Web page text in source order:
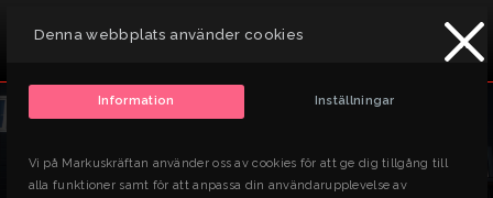
PRODUKTER
Söker du efter något du inte hittar? Ta kontakt med oss så
x
Denna webbplats använder cookies
Information Inställningar
Vi på Markuskräftan använder oss av cookies för att ge dig tillgång till
alla funktioner samt för att anpassa din användarupplevelse av